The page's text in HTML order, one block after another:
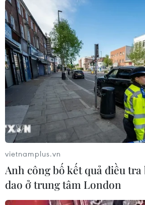
Bolivia./.
vietnamplus.vn
Anh công bố kết quả điều tra
dao ở trung tâm London